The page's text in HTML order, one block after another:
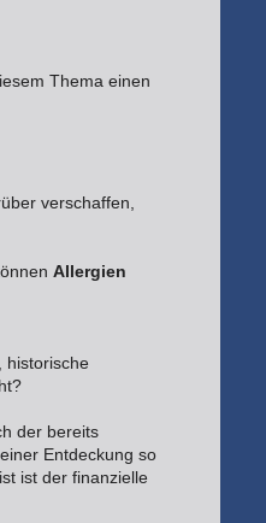
Thema einen
verschaffen,
Allergien
historische
der bereits
Entdeckung so
ist der finanzielle